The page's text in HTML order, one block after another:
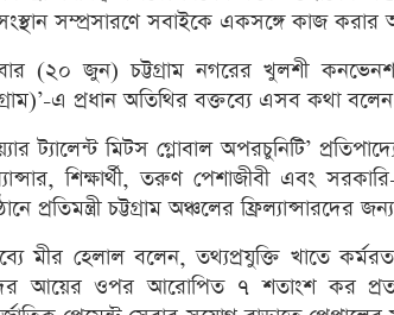
সম্প্রসারণে সবাইকে একসঙ্গে কাজ করার
(২০ জুন) চট্টগ্রাম নগরের খুলশী
এ প্রধান অতিথির বক্তব্যে এসব কথা বলেন
ট্যালেন্ট মিটস গ্লোবাল অপরচুনিটি’
শিক্ষার্থী, তরুণ পেশাজীবী এবং
প্রতিমন্ত্রী চট্টগ্রাম অঞ্চলের
মীর হেলাল বলেন, তথ্যপ্রযুক্তি খাতে কর্মরত
আয়ের ওপর আরোপিত ৭ শতাংশ কর